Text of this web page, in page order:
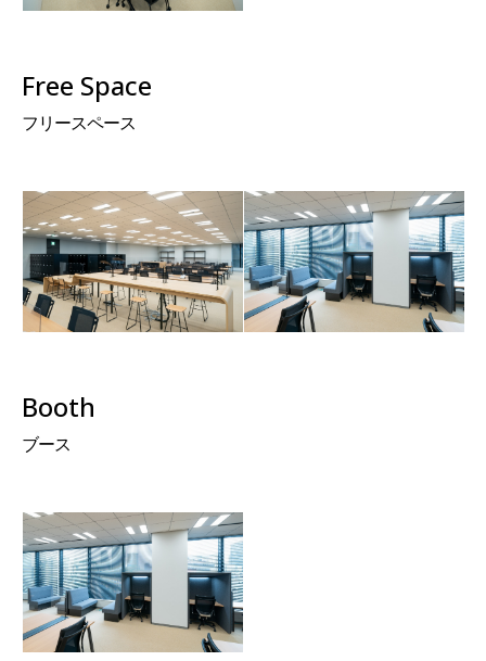
Free Space
フリースペース
Booth
ブース